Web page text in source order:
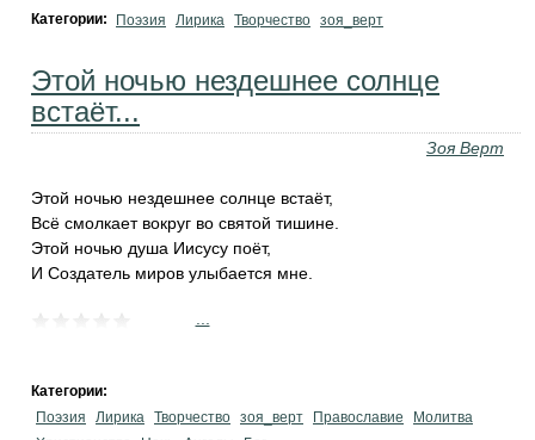
Категории: Поэзия Лирика Творчество зоя_верт
Этой ночью нездешнее солнце
встаёт...
Зоя Верт
Этой ночью нездешнее солнце встаёт,
Всё смолкает вокруг во святой тишине.
Этой ночью душа Иисусу поёт,
И Создатель миров улыбается мне.
Категории:
Поэзия
Лирика Творчество зоя_верт Православие
Молитва